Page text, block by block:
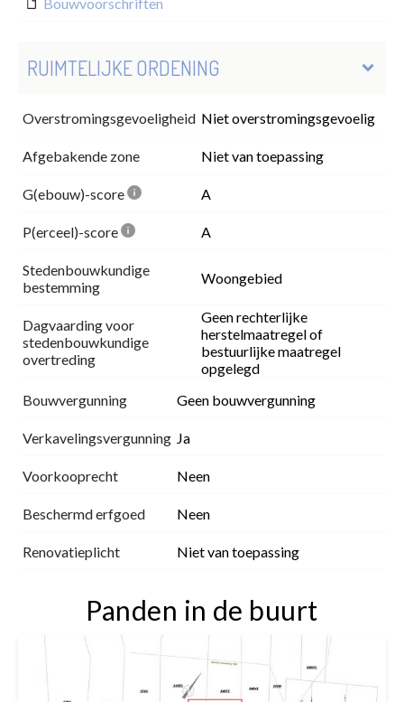
RUIMTELIJKE ORDENING
Overstromingsgevoeligheid Niet overstromingsgevoelig
Afgebakende zone Niet van toepassing
G(ebouw)-score A
P(erceel)-score A
Stedenbouwkundige
bestemming
Woongebied
Dagvaarding voor
stedenbouwkundige
overtreding
Geen rechterlijke
herstelmaatregel of
bestuurlijke maatregel
opgelegd
Bouwvergunning
Geen bouwvergunning
Verkavelingsvergunning Ja
Voorkooprecht Neen
Beschermd erfgoed Neen
Renovatieplicht Niet van toepassing
Panden in de buurt